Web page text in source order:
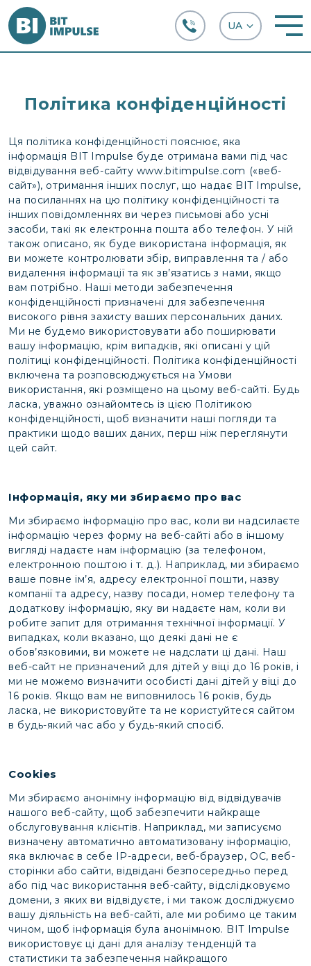
Політика конфіденційності
Ця політика конфіденційності пояснює, яка
інформація BIT Impulse буде отримана вами під час
відвідування веб-сайту www.bitimpulse.com («веб-
сайт»), отримання інших послуг, що надає BIT Impulse,
на посиланнях на цю політику конфіденційності та
інших повідомленнях ви через письмові або усні
засоби, такі як електронна пошта або телефон. У ній
також описано, як буде використана інформація, як
ви можете контролювати збір, виправлення та / або
видалення інформації та як зв’язатись з нами, якщо
вам потрібно. Наші методи забезпечення
конфіденційності призначені для забезпечення
високого рівня захисту ваших персональних даних.
Ми не будемо використовувати або поширювати
вашу інформацію, крім випадків, які описані у цій
політиці конфіденційності. Політика конфіденційності
включена та розповсюджується на Умови
використання, які розміщено на цьому веб-сайті. Будь
ласка, уважно ознайомтесь із цією Політикою
конфіденційності, щоб визначити наші погляди та
практики щодо ваших даних, перш ніж переглянути
цей сайт.
Інформація, яку ми збираємо про вас
Ми збираємо інформацію про вас, коли ви надсилаєте
інформацію через форму на веб-сайті або в іншому
вигляді надаєте нам інформацію (за телефоном,
електронною поштою і т. д.). Наприклад, ми збираємо
ваше повне ім’я, адресу електронної пошти, назву
компанії та адресу, назву посади, номер телефону та
додаткову інформацію, яку ви надаєте нам, коли ви
робите запит для отримання технічної інформації. У
випадках, коли вказано, що деякі дані не є
обов’язковими, ви можете не надслати ці дані. Наш
веб-сайт не призначений для дітей у віці до 16 років, і
ми не можемо визначити особисті дані дітей у віці до
16 років. Якщо вам не виповнилось 16 років, будь
ласка, не використовуйте та не користуйтеся сайтом
в будь-який час або у будь-який спосіб.
Cookies
Ми збираємо анонімну інформацію від відвідувачів
нашого веб-сайту, щоб забезпечити найкраще
обслуговування клієнтів. Наприклад, ми записуємо
визначену автоматично автоматизовану інформацію,
яка включає в себе IP-адреси, веб-браузер, ОС, веб-
сторінки або сайти, відвідані безпосередньо перед
або під час використання веб-сайту, відслідковуємо
домени, з яких ви відвідуєте, і ми також досліджуємо
вашу діяльність на веб-сайті, але ми робимо це таким
чином, щоб інформація була анонімною. BIT Impulse
використовує ці дані для аналізу тенденцій та
статистики та забезпечення найкращого